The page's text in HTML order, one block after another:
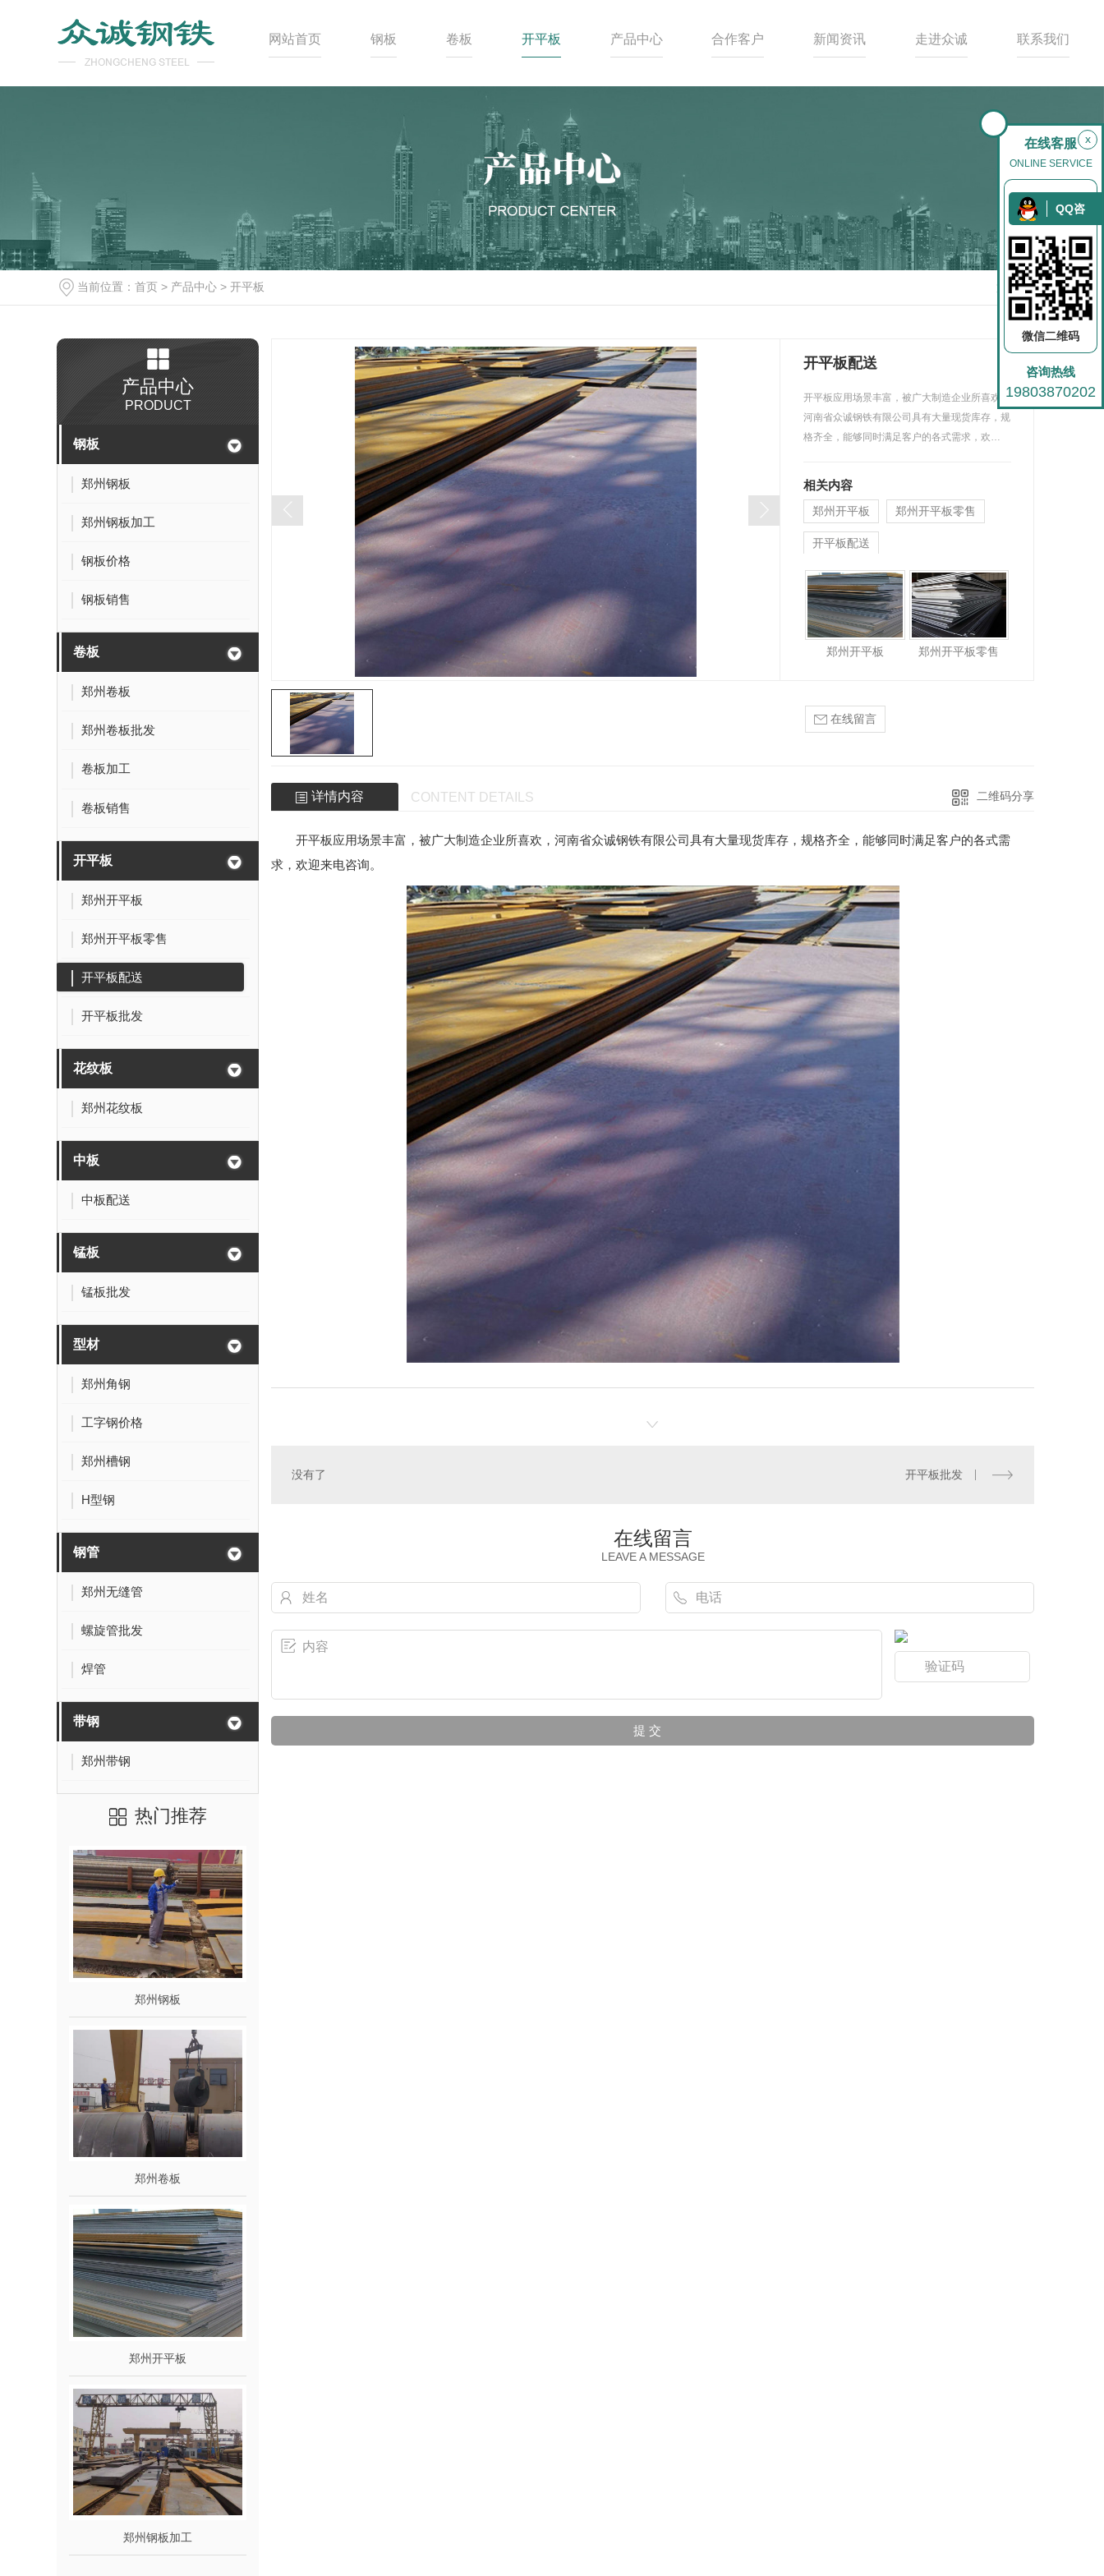
网站首页 钢板 卷板 开平板 产品中心 合作客户 新闻资讯 走进众诚 联系我们
当前位置： 首页 > 产品中心 > 开平板 返回
产品中心
PRODUCT
钢板
郑州钢板
郑州钢板加工
钢板价格
钢板销售
卷板
郑州卷板
郑州卷板批发
卷板加工
卷板销售
开平板
郑州开平板
郑州开平板零售
开平板配送
开平板批发
花纹板
郑州花纹板
中板
中板配送
锰板
锰板批发
型材
郑州角钢
工字钢价格
郑州槽钢
H型钢
钢管
郑州无缝管
螺旋管批发
焊管
带钢
郑州带钢
热门推荐
郑州钢板
郑州卷板
郑州开平板
郑州钢板加工
开平板配送
开平板应用场景丰富，被广大制造企业所喜欢，
河南省众诚钢铁有限公司具有大量现货库存，规
格齐全，能够同时满足客户的各式需求，欢…
相关内容
郑州开平板 郑州开平板零售
开平板配送
郑州开平板 郑州开平板零售
在线留言
详情内容 CONTENT DETAILS 二维码分享
开平板应用场景丰富，被广大制造企业所喜欢，河南省众诚钢铁有限公司具有大量现货库存，规格齐全，能够同时满足客户的各式需
求，欢迎来电咨询。
没有了 开平板批发
在线留言
LEAVE A MESSAGE
x
在线客服
ONLINE SERVICE
QQ咨
询
微信二维码
咨询热线
19803870202